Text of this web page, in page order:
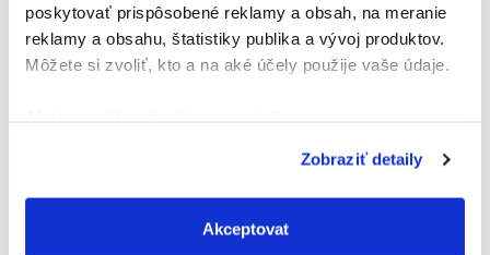
poskytovať prispôsobené reklamy a obsah, na meranie
reklamy a obsahu, štatistiky publika a vývoj produktov.
Môžete si zvoliť, kto a na aké účely použije vaše údaje.
Identifikovať vaše zariadenie aktívnym
skenovaním konkrétnych charakteristík (odtlačky
Zobraziť detaily
Akceptovat
KROK 7
Zakryte okolie lepených
KROK 8
Orezávacím nožom
aplikačnú špičku a nasaďte
kartuš na pištoľ.